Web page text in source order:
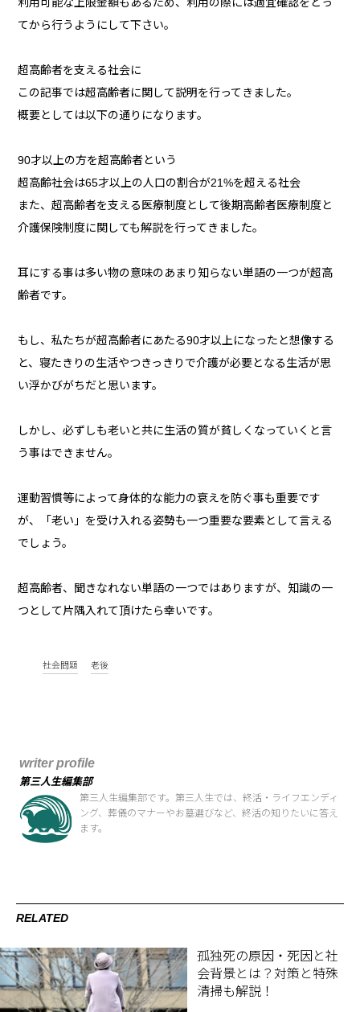
利用可能な上限金額もあるため、利用の際には適宜確認をとっ
てから行うようにして下さい。
超高齢者を支える社会に
この記事では超高齢者に関して説明を行ってきました。
概要としては以下の通りになります。
90才以上の方を超高齢者という
超高齢社会は65才以上の人口の割合が21%を超える社会
また、超高齢者を支える医療制度として後期高齢者医療制度と
介護保険制度に関しても解説を行ってきました。
耳にする事は多い物の意味のあまり知らない単語の一つが超高
齢者です。
もし、私たちが超高齢者にあたる90才以上になったと想像する
と、寝たきりの生活やつきっきりで介護が必要となる生活が思
い浮かびがちだと思います。
しかし、必ずしも老いと共に生活の質が貧しくなっていくと言
う事はできません。
運動習慣等によって身体的な能力の衰えを防ぐ事も重要です
が、「老い」を受け入れる姿勢も一つ重要な要素として言える
でしょう。
超高齢者、聞きなれない単語の一つではありますが、知識の一
つとして片隅入れて頂けたら幸いです。
社会問題 老後
writer profile
第三人生編集部
第三人生編集部です。第三人生では、終活・ライフエンディ
ング、葬儀のマナーやお墓選びなど、終活の知りたいに答え
ます。
RELATED
孤独死の原因・死因と社
会背景とは？対策と特殊
清掃も解説！